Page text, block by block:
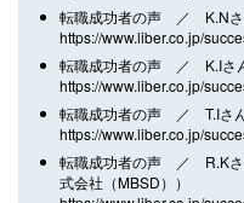
転職成功者の声 ／ K.Nさ
https://www.liber.co.jp/
転職成功者の声 ／ K.Iさん
https://www.liber.co.jp/
転職成功者の声 ／ T.Iさん
https://www.liber.co.jp/
転職成功者の声 ／ R.Kさ
式会社（MBSD））